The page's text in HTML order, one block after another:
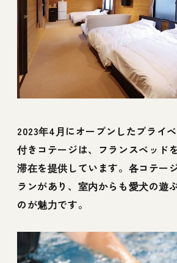
2023年4月にオープンしたプライ
付きコテージは、フランスベッド
滞在を提供しています。各コテー
ランがあり、室内からも愛犬の遊
のが魅力です。